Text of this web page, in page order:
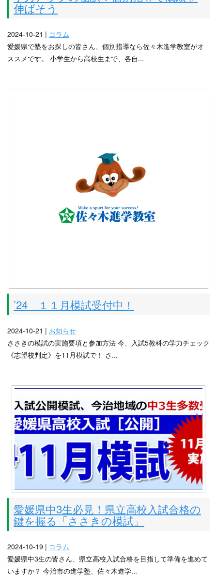
伸ばそう
2024-10-21 | コラム
愛媛県で塾をお探しの皆さん、個別指導なら佐々木進学教室がオ
ススメです。 小学生から高校生まで、各自...
’24 １１月模試受付中！
2024-10-21 | お知らせ
ささきの模試の実施要項と参加方法 今、入試5教科の学力チェック
《志望校判定》を11月模試で！ さ...
愛媛県中3生必見！県立高校入試合格の
鍵を握る「ささきの模試」
2024-10-19 | コラム
愛媛県中3生の皆さん、県立高校入試合格を目指して準備を進めて
いますか？ 今治市の進学塾、佐々木進学...